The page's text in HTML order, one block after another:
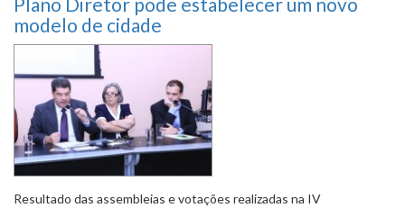
modelo de cidade
Resultado das assembleias e votações realizadas na IV